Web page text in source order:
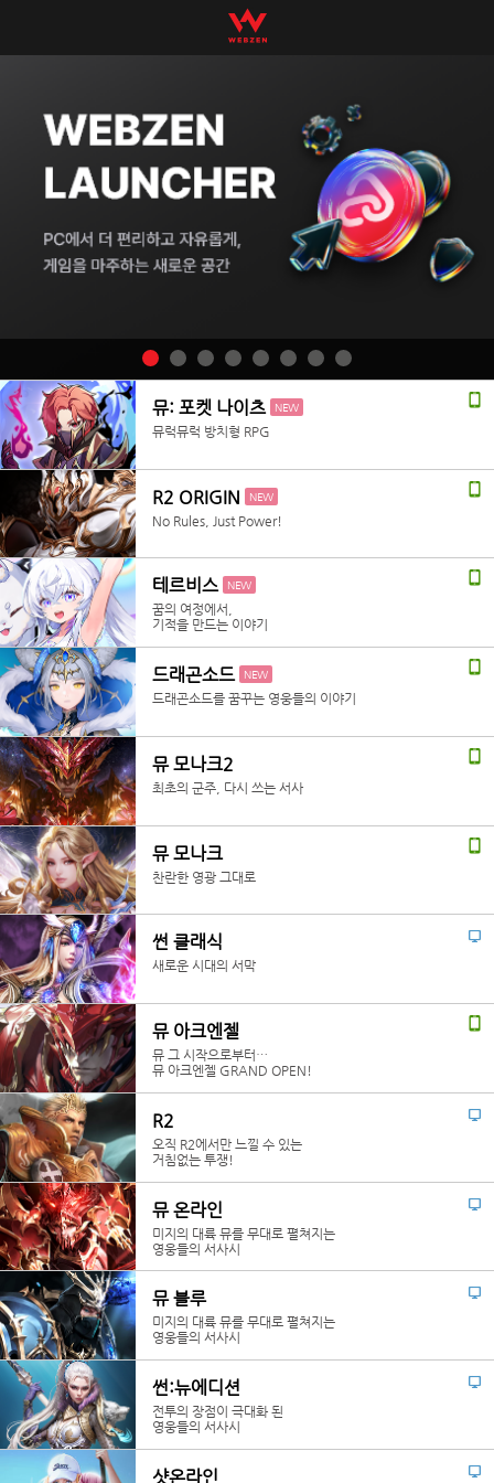
뮤: 포켓 나이츠 NEW
뮤럭뮤럭 방치형 RPG
R2 ORIGIN NEW
No Rules, Just Power!
테르비스 NEW
꿈의 여정에서,
기적을 만드는 이야기
드래곤소드 NEW
드래곤소드를 꿈꾸는 영웅들의 이야기
뮤 모나크2
최초의 군주, 다시 쓰는 서사
뮤 모나크
찬란한 영광 그대로
썬 클래식
새로운 시대의 서막
뮤 아크엔젤
뮤 그 시작으로부터…
뮤 아크엔젤 GRAND OPEN!
R2
오직 R2에서만 느낄 수 있는
거침없는 투쟁!
뮤 온라인
미지의 대륙 뮤를 무대로 펼쳐지는
영웅들의 서사시
뮤 블루
미지의 대륙 뮤를 무대로 펼쳐지는
영웅들의 서사시
썬:뉴에디션
전투의 장점이 극대화 된
영웅들의 서사시
샷온라인